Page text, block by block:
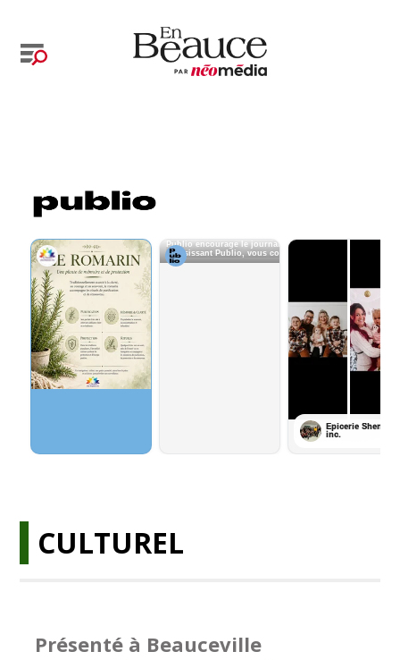
CULTUREL
Présenté à Beauceville